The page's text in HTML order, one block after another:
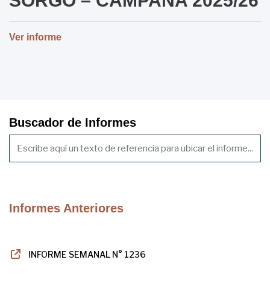
Ver informe
Buscador de Informes
Informes Anteriores
INFORME SEMANAL N° 1236